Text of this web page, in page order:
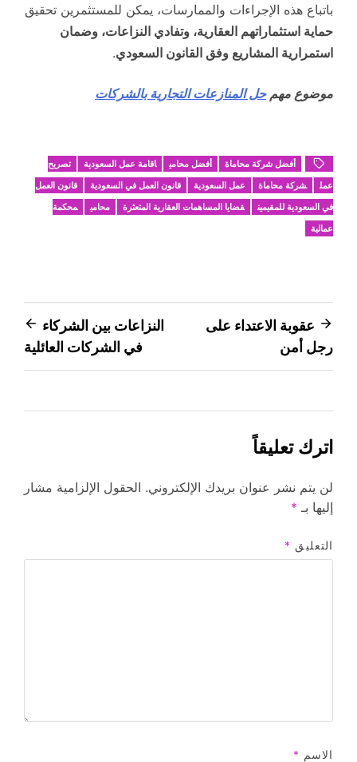
باتباع هذه الإجراءات والممارسات، يمكن للمستثمرين تحقيق
حماية استثماراتهم العقارية، وتفادي النزاعات، وضمان
استمرارية المشاريع وفق القانون السعودي.
موضوع مهمحل المنازعات التجارية بالشركات
أفضل شركة محاماة أفضل محامي اقامة عمل السعودية
تصريح
عمل
شركة محاماة عمل السعودية قانون العمل في السعودية
قانون العمل
في السعودية للمقيمين
قضايا المساهمات العقارية المتعثرة محامي
محكمة
عمالية
تصفّح
المقالات
عقوبة الاعتداء على
رجل أمن
النزاعات بين الشركاء
في الشركات العائلية
اترك تعليقاً
لن يتم نشر عنوان بريدك الإلكتروني. الحقول الإلزامية مشار
إليها بـ *
التعليق *
الاسم *